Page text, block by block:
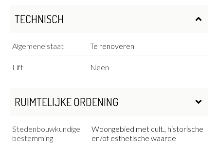
TECHNISCH
Algemene staat Te renoveren
Lift Neen
RUIMTELIJKE ORDENING
Stedenbouwkundige
bestemming
Woongebied met cult., historische
en/of esthetische waarde